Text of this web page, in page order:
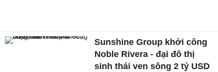
Sunshine Group khởi công
Noble Rivera - đại đô thị
sinh thái ven sông 2 tỷ USD